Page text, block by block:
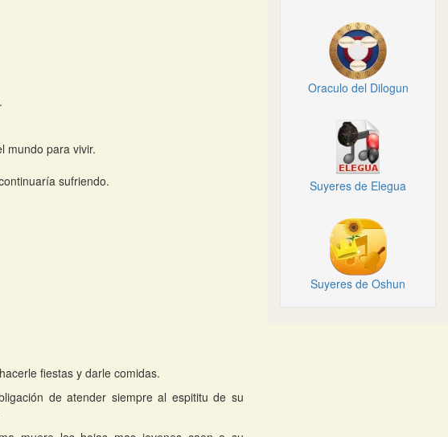
mundo para vivir.
sufriendo.
fiestas y darle comidas.
de atender siempre al espititu de su
Oraculo del Dilogun
Suyeres de Elegua
Suyeres de Oshun